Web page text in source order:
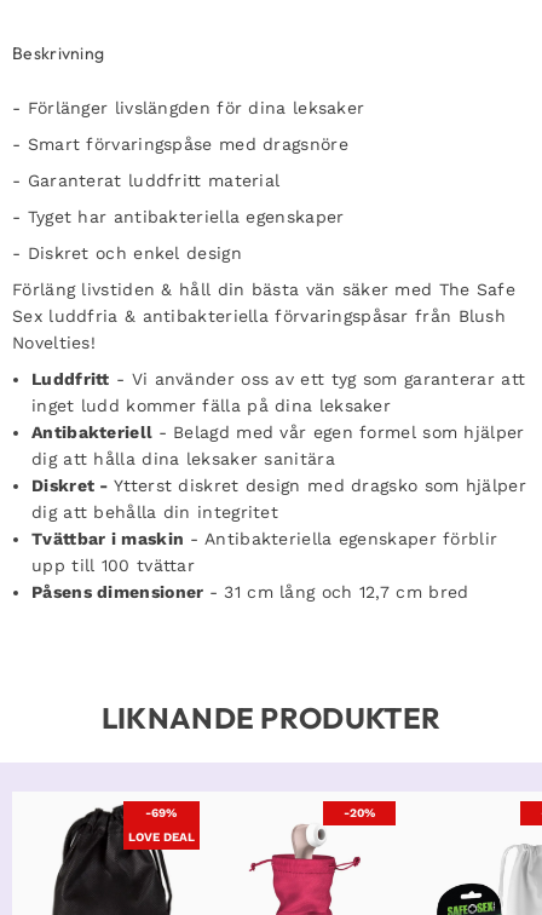
Beskrivning
- Förlänger livslängden för dina leksaker
- Smart förvaringspåse med dragsnöre
- Garanterat luddfritt material
- Tyget har antibakteriella egenskaper
- Diskret och enkel design
Förläng livstiden & håll din bästa vän säker med The Safe
Sex luddfria & antibakteriella förvaringspåsar från Blush
Novelties!
Luddfritt - Vi använder oss av ett tyg som garanterar att
inget ludd kommer fälla på dina leksaker
Antibakteriell - Belagd med vår egen formel som hjälper
dig att hålla dina leksaker sanitära
Diskret - Ytterst diskret design med dragsko som hjälper
dig att behålla din integritet
Tvättbar i maskin - Antibakteriella egenskaper förblir
upp till 100 tvättar
Påsens dimensioner - 31 cm lång och 12,7 cm bred
LIKNANDE PRODUKTER
-69%
LOVE DEAL
-20%